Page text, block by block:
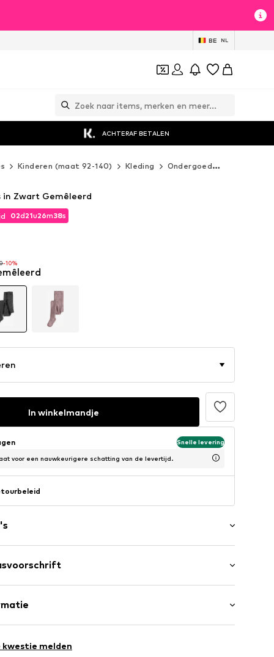
BE NL
ACHTERAF BETALEN
Kinderen (maat 92-140) Kleding Ondergoed
02d21u26m36s
-10%
02d21u26m36s
-10%
in Zwart Gemêleerd
In winkelmandje
Snelle levering
voor een nauwkeurigere schatting van de levertijd.
27% Polyamide - PA, 16% Metaalvezels, 2%
tot 40°C
kwestie melden